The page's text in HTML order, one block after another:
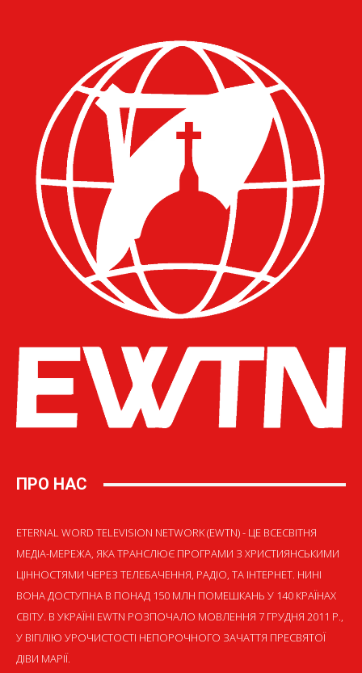
ПРО НАС
ETERNAL WORD TELEVISION NETWORK (EWTN) - ЦЕ ВСЕСВІТНЯ
МЕДІА-МЕРЕЖА, ЯКА ТРАНСЛЮЄ ПРОГРАМИ З ХРИСТИЯНСЬКИМИ
ЦІННОСТЯМИ ЧЕРЕЗ ТЕЛЕБАЧЕННЯ, РАДІО, ТА ІНТЕРНЕТ. НИНІ
ВОНА ДОСТУПНА В ПОНАД 150 МЛН ПОМЕШКАНЬ У 140 КРАЇНАХ
СВІТУ. В УКРАЇНІ EWTN РОЗПОЧАЛО МОВЛЕННЯ 7 ГРУДНЯ 2011 Р.,
У ВІГІЛІЮ УРОЧИСТОСТІ НЕПОРОЧНОГО ЗАЧАТТЯ ПРЕСВЯТОЇ
ДІВИ МАРІЇ.